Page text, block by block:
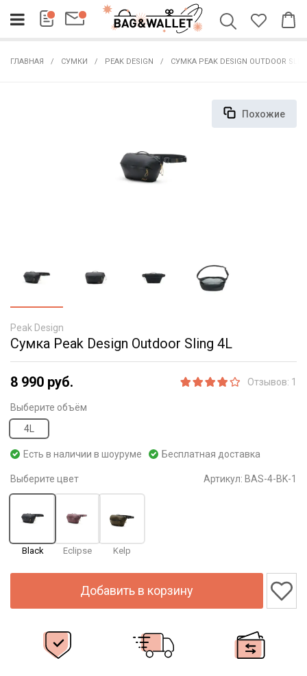
ГЛАВНАЯ СУМКИ PEAK DESIGN СУМКА PEAK DESIGN OUTDOOR
Похожие
Peak Design
Сумка Peak Design Outdoor Sling 4L
8 990 руб. Отзывов: 1
Выберите объём
4L
Есть в наличии в шоуруме Бесплатная доставка
Выберите цвет Артикул: BAS-4-BK-1
Black Eclipse Kelp
Добавить в корзину